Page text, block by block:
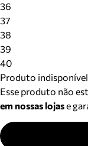
36
37
38
39
40
Produto indisponível
Esse produto não
em nossas lojase